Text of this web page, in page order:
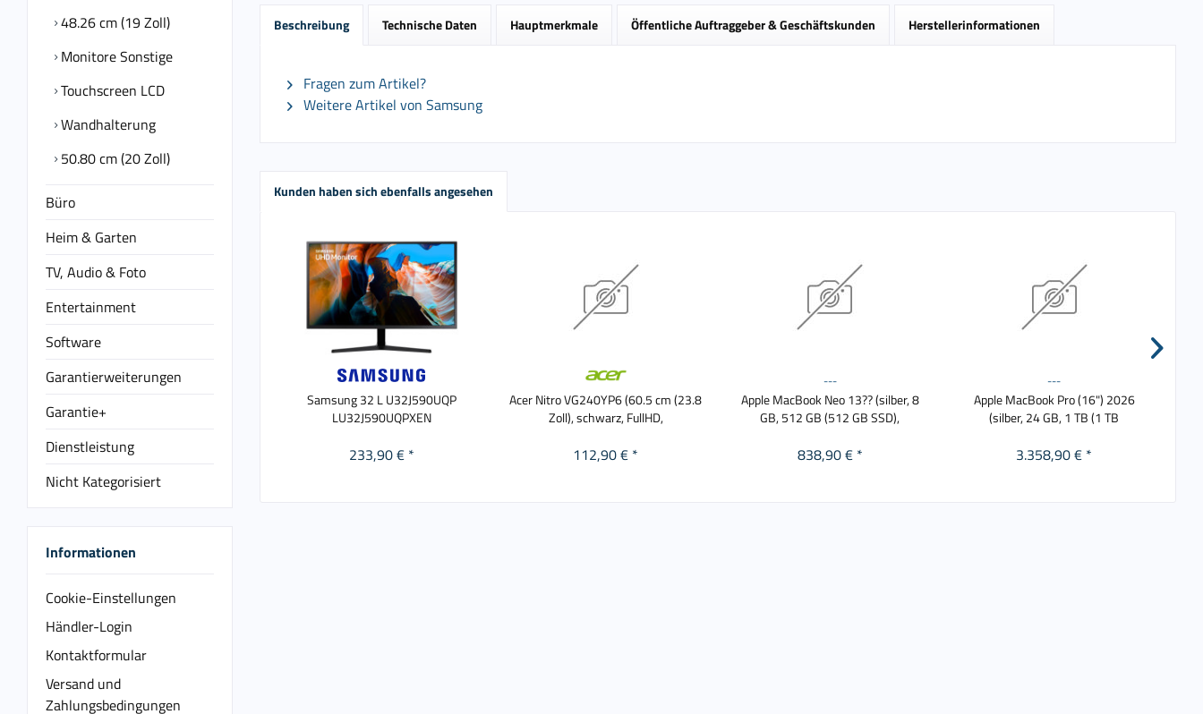
48.26 cm (19 Zoll)
Monitore Sonstige
Touchscreen LCD
Wandhalterung
50.80 cm (20 Zoll)
Büro
Heim & Garten
TV, Audio & Foto
Entertainment
Software
Garantierweiterungen
Garantie+
Dienstleistung
Nicht Kategorisiert
Informationen
Cookie-Einstellungen
Händler-Login
Kontaktformular
Versand und
Zahlungsbedingungen
Beschreibung Technische Daten Hauptmerkmale Öffentliche Auftraggeber & Geschäftskunden Herstellerinformationen
Fragen zum Artikel?
Weitere Artikel von Samsung
Kunden haben sich ebenfalls angesehen
Samsung 32 L U32J590UQP
LU32J590UQPXEN
233,90 € *
Acer Nitro VG240YP6 (60.5 cm (23.8
Zoll), schwarz, FullHD,
112,90 € *
---
Apple MacBook Neo 13?? (silber, 8
GB, 512 GB (512 GB SSD),
838,90 € *
---
Apple MacBook Pro (16") 2026
(silber, 24 GB, 1 TB (1 TB
3.358,90 € *